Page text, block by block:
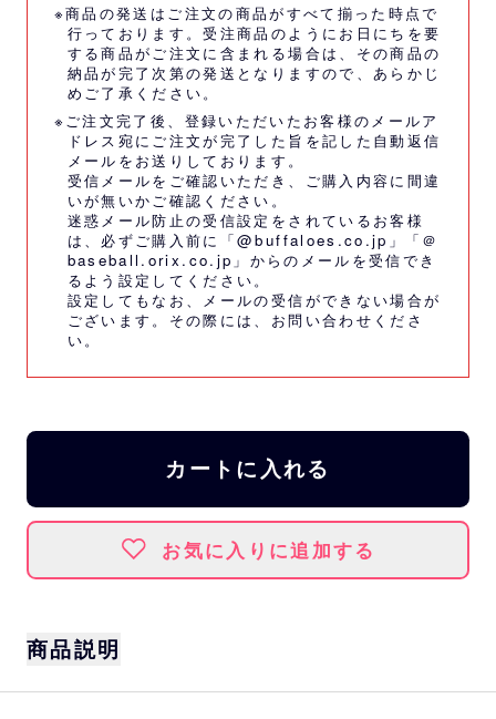
※商品の発送はご注文の商品がすべて揃った時点で
行っております。受注商品のようにお日にちを要
する商品がご注文に含まれる場合は、その商品の
納品が完了次第の発送となりますので、あらかじ
めご了承ください。
※ご注文完了後、登録いただいたお客様のメールア
ドレス宛にご注文が完了した旨を記した自動返信
メールをお送りしております。
受信メールをご確認いただき、ご購入内容に間違
いが無いかご確認ください。
迷惑メール防止の受信設定をされているお客様
は、必ずご購入前に「@buffaloes.co.jp」「＠
baseball.orix.co.jp」からのメールを受信でき
るよう設定してください。
設定してもなお、メールの受信ができない場合が
ございます。その際には、 お問い合わせくださ
い。
カートに入れる
お気に入りに追加する
商品説明